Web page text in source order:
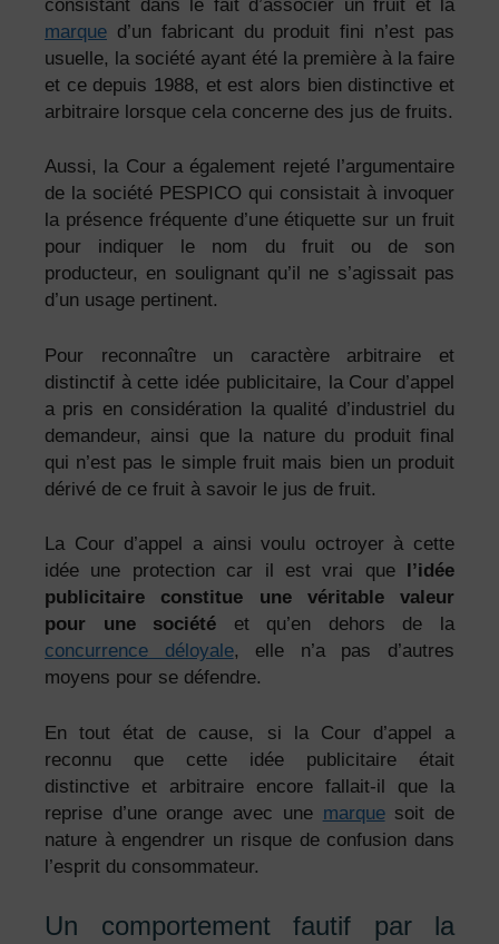
consistant dans le fait d’associer un fruit et la
marque d’un fabricant du produit fini n’est pas
usuelle, la société ayant été la première à la faire
et ce depuis 1988, et est alors bien distinctive et
arbitraire lorsque cela concerne des jus de fruits.
Aussi, la Cour a également rejeté l’argumentaire
de la société PESPICO qui consistait à invoquer
la présence fréquente d’une étiquette sur un fruit
pour indiquer le nom du fruit ou de son
producteur, en soulignant qu’il ne s’agissait pas
d’un usage pertinent.
Pour reconnaître un caractère arbitraire et
distinctif à cette idée publicitaire, la Cour d’appel
a pris en considération la qualité d’industriel du
demandeur, ainsi que la nature du produit final
qui n’est pas le simple fruit mais bien un produit
dérivé de ce fruit à savoir le jus de fruit.
La Cour d’appel a ainsi voulu octroyer à cette
idée une protection car il est vrai que
l’idée
publicitaire constitue une véritable valeur
pour une société et qu’en dehors de la
concurrence déloyale, elle n’a pas d’autres
moyens pour se défendre.
En tout état de cause, si la Cour d’appel a
reconnu que cette idée publicitaire était
distinctive et arbitraire encore fallait-il que la
reprise d’une orange avec une marquesoit de
nature à engendrer un risque de confusion dans
l’esprit du consommateur.
Un comportement fautif par la